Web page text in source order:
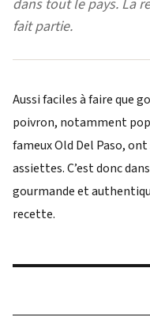
dans tout le pays. La
fait partie.
Aussi faciles à faire que
poivron, notamment
fameux Old Del Paso,
assiettes. C’est donc
gourmande et
recette.